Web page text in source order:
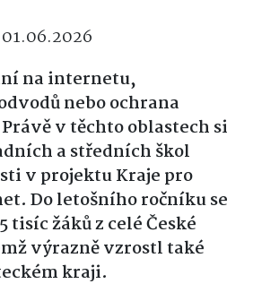
01.06.2026
na internetu,
nebo ochrana
v těchto oblastech si
a středních škol
v projektu Kraje pro
Do letošního ročníku se
tisíc žáků z celé České
výrazně vzrostl také
kraji.